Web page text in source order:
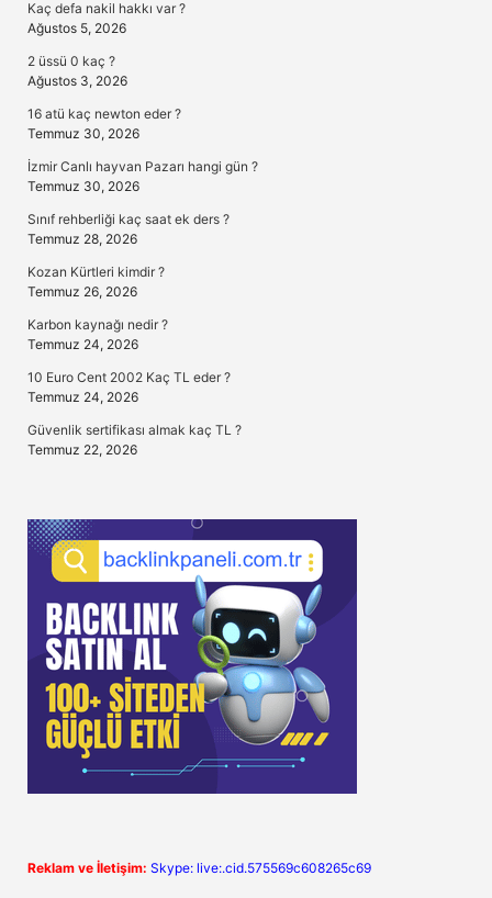
Kaç defa nakil hakkı var ?
Ağustos 5, 2026
2 üssü 0 kaç ?
Ağustos 3, 2026
16 atü kaç newton eder ?
Temmuz 30, 2026
İzmir Canlı hayvan Pazarı hangi gün ?
Temmuz 30, 2026
Sınıf rehberliği kaç saat ek ders ?
Temmuz 28, 2026
Kozan Kürtleri kimdir ?
Temmuz 26, 2026
Karbon kaynağı nedir ?
Temmuz 24, 2026
10 Euro Cent 2002 Kaç TL eder ?
Temmuz 24, 2026
Güvenlik sertifikası almak kaç TL ?
Temmuz 22, 2026
Reklam ve İletişim: Skype: live:.cid.575569c608265c69